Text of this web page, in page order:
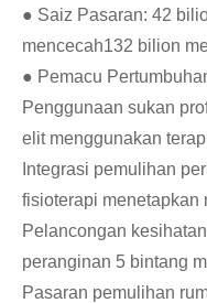
● Saiz Pasaran: 42
mencecah132 bilion
● Pemacu
Penggunaan sukan
elit menggunakan
Integrasi pemulihan
fisioterapi menetapkan
Pelancongan
peranginan 5 bintang
Pasaran pemulihan